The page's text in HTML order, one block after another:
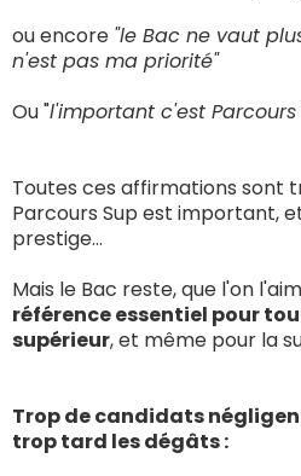
ou encore "le Bac ne vaut
n'est pas ma priorité"
Ou "l'important c'est Parcours
Toutes ces affirmations sont
Parcours Sup est important,
prestige...
Mais le Bac reste, que l'on
référence essentiel pour
supérieur, et même pour la
Trop de candidats
trop tard les dégâts :